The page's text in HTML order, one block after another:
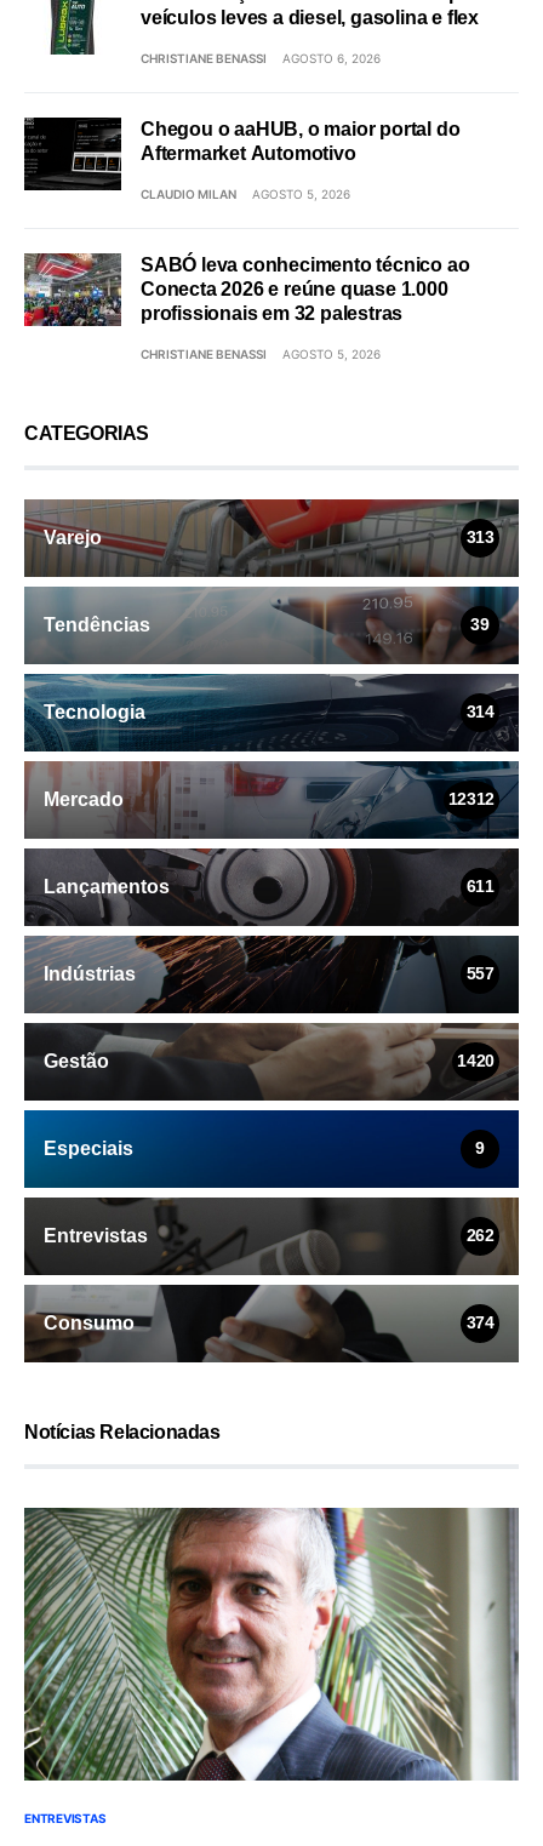
veículos leves a diesel, gasolina e flex
CHRISTIANE BENASSI AGOSTO 6, 2026
Chegou o aaHUB, o maior portal do
Aftermarket Automotivo
CLAUDIO MILAN AGOSTO 5, 2026
SABÓ leva conhecimento técnico ao
Conecta 2026 e reúne quase 1.000
profissionais em 32 palestras
CHRISTIANE BENASSI AGOSTO 5, 2026
CATEGORIAS
Varejo 313
Tendências 39
Tecnologia 314
Mercado 12312
Lançamentos 611
Indústrias 557
Gestão 1420
Especiais 9
Entrevistas 262
Consumo 374
Notícias Relacionadas
ENTREVISTAS